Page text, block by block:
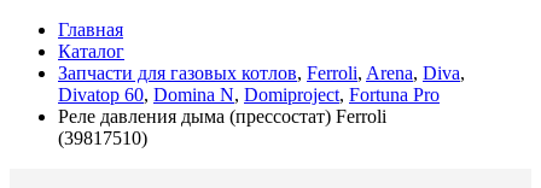
Главная
Каталог
Запчасти для газовых котлов, Ferroli, Arena, Diva,
Divatop 60, Domina N, Domiproject, Fortuna Pro
Реле давления дыма (прессостат) Ferroli
(39817510)